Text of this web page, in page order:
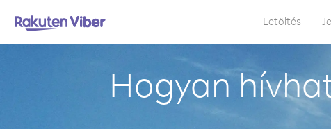
Letöltés
Hogyan